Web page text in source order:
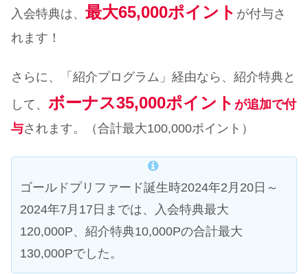
入会特典は、 最大65,000ポイント が付与さ
れます！
さらに、「紹介プログラム」経由なら、紹介特典と
して、 ボーナス35,000ポイント が追加で付
与されます。（合計最大100,000ポイント）
ゴールドプリファード誕生時2024年2月20日～
2024年7月17日までは、入会特典最大
120,000P、紹介特典10,000Pの合計最大
130,000Pでした。